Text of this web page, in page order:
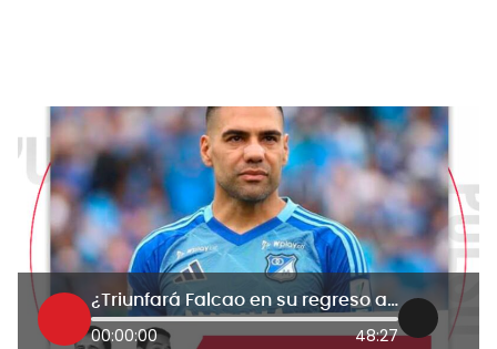
¿Triunfará Falcao en su regreso a Millonarios?
00:00:00 48:27